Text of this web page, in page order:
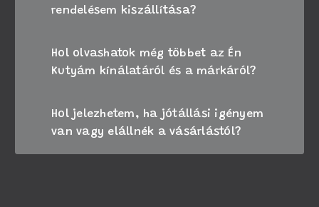
rendelésem kiszállítása?
Hol olvashatok még többet az Én
Kutyám kínálatáról és a márkáról?
Hol jelezhetem, ha jótállási igényem
van vagy elállnék a vásárlástól?